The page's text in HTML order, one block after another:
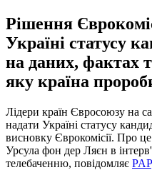
Рішення
Україні статусу
на даних, фактах
яку країна
Лідери країн Євросоюзу на
надати Україні статусу
висновку Єврокомісії. Про
Урсула фон дер Ляєн в
телебаченню, повідомляє PAP